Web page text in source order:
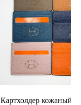
Картхолдер кожаный